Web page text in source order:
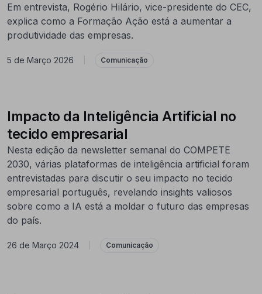
Em entrevista, Rogério Hilário, vice-presidente do CEC,
explica como a Formação Ação está a aumentar a
produtividade das empresas.
5 de Março 2026 Comunicação
Impacto da Inteligência Artificial no
tecido empresarial
Nesta edição da newsletter semanal do COMPETE
2030, várias plataformas de inteligência artificial foram
entrevistadas para discutir o seu impacto no tecido
empresarial português, revelando insights valiosos
sobre como a IA está a moldar o futuro das empresas
do país.
26 de Março 2024 Comunicação